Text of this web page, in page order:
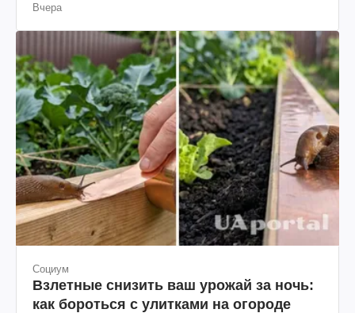
Вчера
Социум
Взлетные снизить ваш урожай за ночь:
как бороться с улитками на огороде